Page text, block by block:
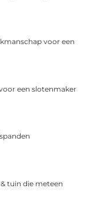
voor een
een slotenmaker
tuin die meteen